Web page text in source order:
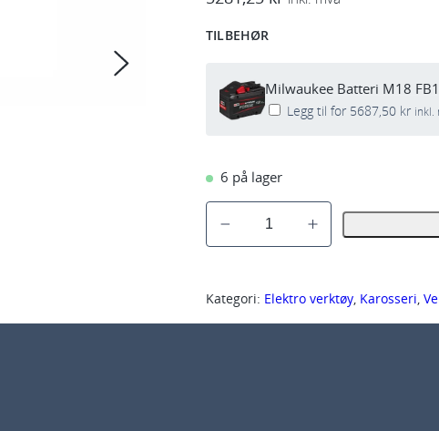
TILBEHØR
Milwaukee Batteri M18
Legg til for 5687,50 kr inkl.
6 på lager
i
w
Kategori: Elektro verktøy, Karosseri,